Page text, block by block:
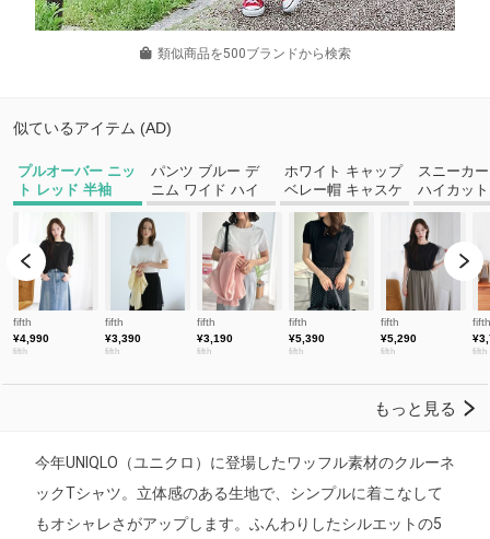
類似商品を500ブランドから検索
今年UNIQLO（ユニクロ）に登場したワッフル素材のクルーネ
ックTシャツ。立体感のある生地で、シンプルに着こなして
もオシャレさがアップします。ふんわりしたシルエットの5